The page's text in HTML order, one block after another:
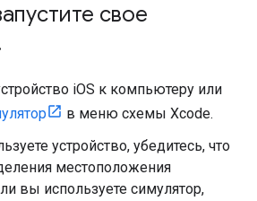
свое
iOS к компьютеру или
в меню схемы Xcode.
устройство, убедитесь, что
местоположения
вы используете симулятор,